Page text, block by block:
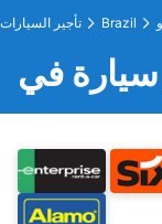
تأجير السيارات Brazil